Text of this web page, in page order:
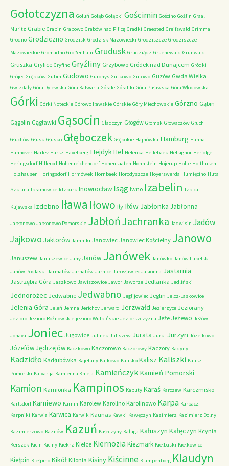
Gołotczyzna Gołuń Gołąb Gołąbki Gościmin Gościno Goźlin Graal
Muritz Grabie Grabin Grabowo Grabów nad Pilicą Gradki Graested Greifswald Grimma
Grodno Grodziczno Grodzisk Grodzisk Mazowiecki Grodziszcze Grodziszcze
Mazowieckie Gromadno Großenhain Grudusk Grudziądz Gruenewald Grunwald
Gruszka Gryfice Gryfino Gryźliny Grzybowo Gródek nad Dunajcem Gródki
Grójec Grębków Gubin Gudowo Guronys Gutkowo Gutowo Guzów Gwda Wielka
Gwizdały Góra Dylewska Góra Kalwaria Górale Góraliki Góra Puławska Góra Włodowska
Górki Górki Noteckie Górowo Iławskie Górskie Góry Miechowskie Górzno Gąbin
Gągolin Gągławki Gąsocin Gładczyn Głogów Głomsk Głowaczów Głuch
Głuchów Głusk Głusko Głęboczek Głębokie Hajnówka Hamburg Hanna
Hannover Harlev Harsz Havelberg HejdykHel Helenka Hellebaek Helsignor Herfolge
Heringsdorf Hillerod Hohenreichendorf Hohensaaten Hohnstein Hojerup Holte Holthusen
Holzhausen Horingsdorf Hormówek Hornbaek Horodyszcze Hoyerswerda Humięcino Huta
Szklana Ibramowice Idzbark Inowrocław Isąg Iwno Izabelin Izbica
Kujawska Izdebno Iława Iłowo Iły Iłów Jabłonka Jabłonna
Jabłonowo Jabłonowo Pomorskie JabłońJachranka Jadwisin Jadów
Jajkowo Jaktorów Jamniki Janowiec Janowiec Kościelny Janowo
Januszew Januszewice Jany Janów Janówek Janówko Janów Lubelski
Janów Podlaski Jarmatów Jarnatów Jarnice Jarosławiec Jasionna Jastarnia
Jastrzębia Góra Jaszkowo Jawiszowice Jawor Jaworze Jedlanka Jedliński
Jednorożec Jedwabne Jedwabno Jeglijowiec Jeglin Jelcz-Laskowice
Jelenia Góra Jeleń Jemna Jerichov Jerwałd Jerzwałd Jezierzyce Jeziorany
Jezioro Jezioro Rożnowskie jezioro Wulpińskie Jeziorszczyzna Jeże Jeżewo Jeżów
Jonava Joniec Jugowice Julinek Juliszew Jurata Jurki Jurzyn Józefkowo
JózefówJędrzejów Kaczkowo Kaczorowo Kaczorowy Kaczory Kadyny
Kadzidło Kadłubówka Kajetany Kajkowo Kalisko Kalisz Kaliszki Kalisz
Pomorski Kalvarija Kamienna Knieja Kamieńczyk Kamień Pomorski
Kamion Kamionka Kampinos Kaputy Karaś Karczew Karczmisko
Karlsdorf Karniewo Karnin Karolew Karolino Karolinowo Karpa Karpacz
Karpniki Karwia Karwica Karwik Kaunas Kawki Kawęczyn Kazimierz Kazimierz Dolny
Kazimierzowo Kaznów Kazuń Kałeczyny Kaługa Kałuszyn Kałęczyn Kcynia
Kerszek Kicin Kiciny Kiekrz Kielce Kiernozia Kiezmark Kiełbaski Kiełkowice
Kiełpin Kiełpino Kikół Kilonia Kisiny Kiścinne Klampenborg Klaudyn